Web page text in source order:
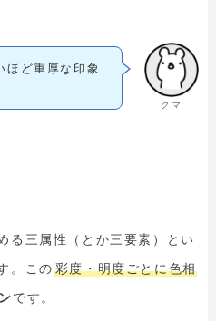
クマ
ほど重厚な印象
る三属性（とか三要素）とい
。この 彩度・明度ごとに色相
です。